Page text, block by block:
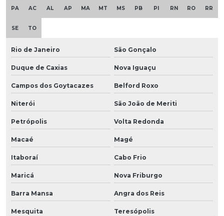
PA AC AL AP MA MT MS PB PI RN RO RR
SE TO
Rio de Janeiro São Gonçalo
Duque de Caxias Nova Iguaçu
Campos dos Goytacazes Belford Roxo
Niterói São João de Meriti
Petrópolis Volta Redonda
Macaé Magé
Itaboraí Cabo Frio
Maricá Nova Friburgo
Barra Mansa Angra dos Reis
Mesquita Teresópolis